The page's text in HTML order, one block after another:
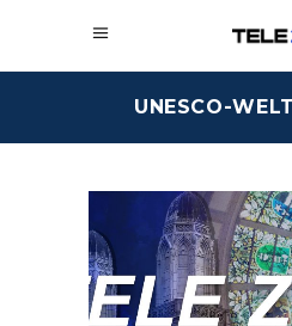
UNESCO-